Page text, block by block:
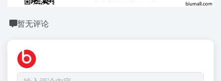
暂无评论